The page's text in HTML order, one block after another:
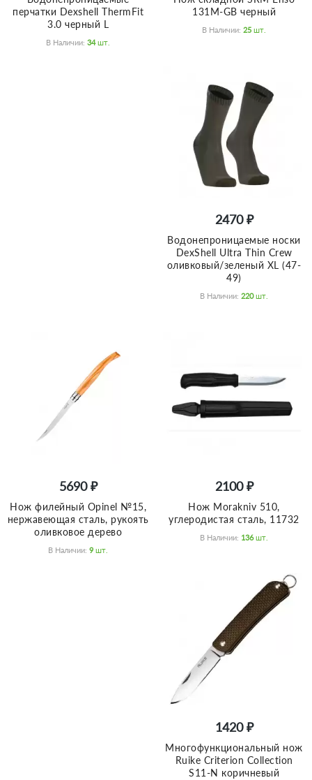
перчатки Dexshell ThermFit
3.0 черный L
В Наличии: 34 Шт.
131M-GB черный
В Наличии: 25 Шт.
2470 ₽
Водонепроницаемые носки
DexShell Ultra Thin Crew
оливковый/зеленый XL (47-
49)
В Наличии: 220 Шт.
5690 ₽
Нож филейный Opinel №15,
нержавеющая сталь, рукоять
оливковое дерево
В Наличии: 9 Шт.
2100 ₽
Нож Morakniv 510,
углеродистая сталь, 11732
В Наличии: 136 Шт.
1420 ₽
Многофункциональный нож
Ruike Criterion Collection
S11-N коричневый